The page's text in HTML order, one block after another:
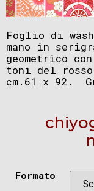
Foglio di
mano in
geometrico
toni del
cm.61 x 92.
Formato